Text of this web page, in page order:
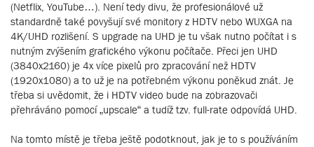
(Netflix, YouTube…). Není tedy divu, že profesionálové už
standardně také povyšují své monitory z HDTV nebo WUXGA na
4K/UHD rozlišení. S upgrade na UHD je tu však nutno počítat i s
nutným zvýšením grafického výkonu počítače. Přeci jen UHD
(3840x2160) je 4x více pixelů pro zpracování než HDTV
(1920x1080) a to už je na potřebném výkonu poněkud znát. Je
třeba si uvědomit, že i HDTV video bude na zobrazovači
přehráváno pomocí „upscale“ a tudíž tzv. full-rate odpovídá UHD.
Na tomto místě je třeba ještě podotknout, jak je to s používáním